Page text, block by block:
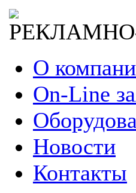
О
On-Line
Новости
Контакты